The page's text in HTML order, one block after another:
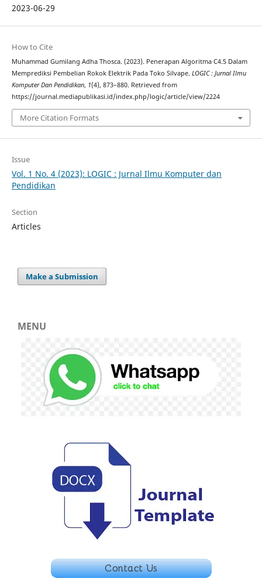
2023-06-29
How to Cite
Muhammad Gumilang Adha Thosca. (2023). Penerapan Algoritma C4.5 Dalam
Memprediksi Pembelian Rokok Elektrik Pada Toko Silvape. LOGIC : Jurnal Ilmu
Komputer Dan Pendidikan, 1(4), 873–880. Retrieved from
https://journal.mediapublikasi.id/index.php/logic/article/view/2224
More Citation Formats
Issue
Vol. 1 No. 4 (2023): LOGIC : Jurnal Ilmu Komputer dan
Pendidikan
Section
Articles
Make a Submission
MENU